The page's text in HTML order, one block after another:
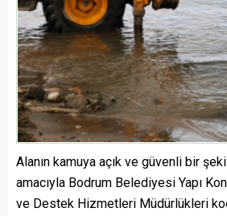
Alanın kamuya açık ve güvenli bir
amacıyla Bodrum Belediyesi Yapı
ve Destek Hizmetleri Müdürlükleri